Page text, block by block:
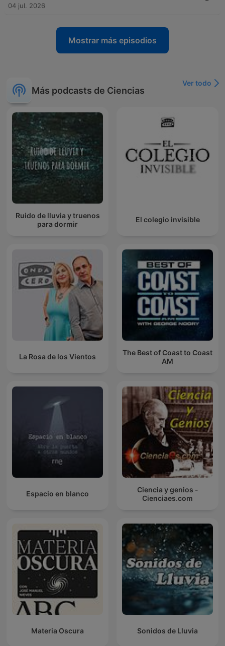
04 jul. 2026
Mostrar más episodios
Más podcasts de Ciencias
Ver todo
Ruido de lluvia y truenos
para dormir
El colegio invisible
La Rosa de los Vientos
The Best of Coast to Coast
AM
Espacio en blanco
Ciencia y genios -
Cienciaes.com
Materia Oscura Sonidos de Lluvia